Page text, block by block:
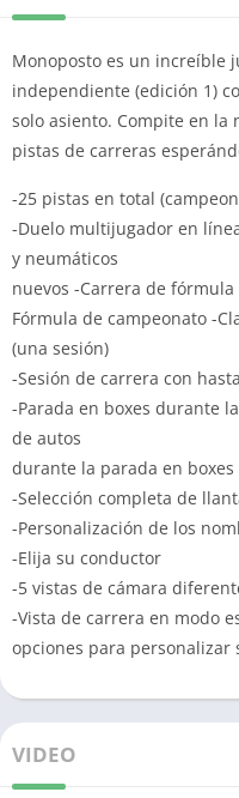
Monoposto es un increíble
independiente (edición 1)
solo asiento. Compite en la
pistas de carreras
-25 pistas en total
-Duelo multijugador en
y neumáticos
nuevos -Carrera de
Fórmula de campeonato -
(una sesión)
-Sesión de carrera con
-Parada en boxes durante
de autos
durante la parada en boxes
-Selección completa de
-Personalización de los
-Elija su conductor
-5 vistas de cámara
-Vista de carrera en modo
opciones para personalizar
VIDEO